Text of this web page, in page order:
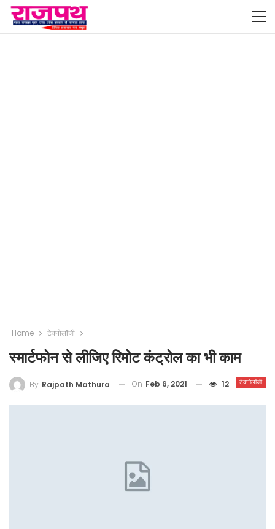
Home टेक्नोलॉजी
स्मार्टफोन से लीजिए रिमोट कंट्रोल का भी काम
टेक्नोलॉजी
By Rajpath Mathura On Feb 6, 2021 12